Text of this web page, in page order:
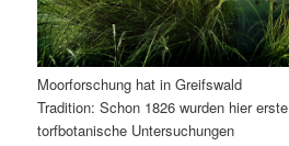
n
h
a
n
I
n
Moorforschung hat in Greifswald
Tradition: Schon 1826 wurden hier erste
torfbotanische Untersuchungen